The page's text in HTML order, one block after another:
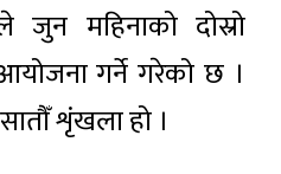
महिनाको दोस्रो
आयोजना गर्ने गरेको छ ।
सातौँ शृंखला हो ।